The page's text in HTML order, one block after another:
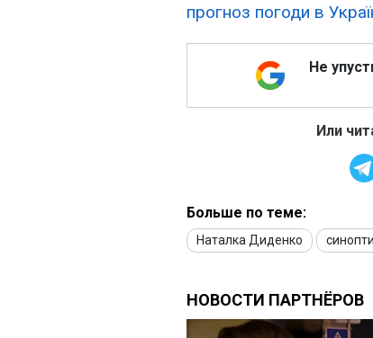
прогноз погоди в
Не
Или
Больше по теме:
Наталка Диденко